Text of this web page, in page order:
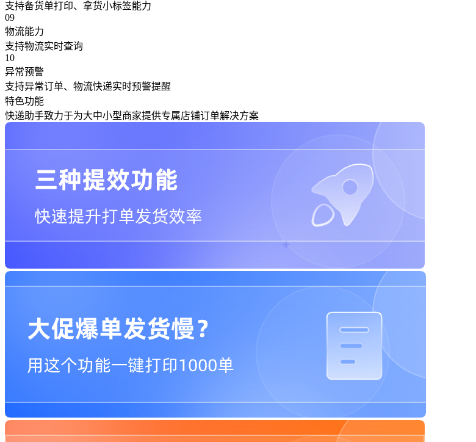
限前100名
免费使用
支持备货单打印、拿货小标签能力
09
物流能力
支持物流实时查询
10
异常预警
支持异常订单、物流快递实时预警提醒
特色功能
快递助手致力于为大中小型商家提供专属店铺订单解决方案